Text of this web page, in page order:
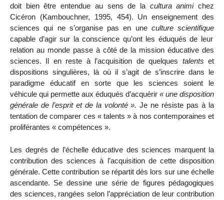
doit bien être entendue au sens de la cultura animichez
Cicéron (Kambouchner, 1995, 454). Un enseignement des
sciences qui ne s’organise pas en une culture scientifique
capable d’agir sur la conscience qu’ont les éduqués de leur
relation au monde passe à côté de la mission éducative des
sciences. Il en reste à l’acquisition de quelques talents et
dispositions singulières, là où il s’agit de s’inscrire dans le
paradigme éducatif en sorte que les sciences soient le
véhicule qui permette aux éduqués d’acquérir « une disposition
générale de l’esprit et de la volonté ».Je ne résiste pas à la
tentation de comparer ces « talents » à nos contemporaines et
proliférantes « compétences ».
Les degrés de l’échelle éducative des sciences marquent la
contribution des sciences à l’acquisition de cette disposition
générale. Cette contribution se répartit dès lors sur une échelle
ascendante. Se dessine une série de figures pédagogiques
des sciences, rangées selon l’appréciation de leur contribution